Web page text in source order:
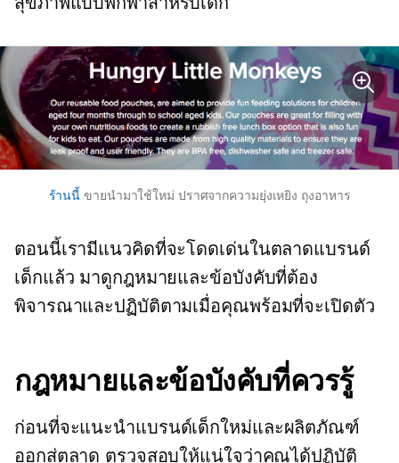
ร้านนี้ ขายนำมาใช้ใหม่ ปราศจากความยุ่งเหยิง ถุงอาหาร
ตอนนี้เรามีแนวคิดที่จะโดดเด่นในตลาดแบรนด์
เด็กแล้ว มาดูกฎหมายและข้อบังคับที่ต้อง
พิจารณาและปฏิบัติตามเมื่อคุณพร้อมที่จะเปิดตัว
กฎหมายและข้อบังคับที่ควรรู้
ก่อนที่จะแนะนำแบรนด์เด็กใหม่และผลิตภัณฑ์
ออกสู่ตลาด ตรวจสอบให้แน่ใจว่าคุณได้ปฏิบัติ